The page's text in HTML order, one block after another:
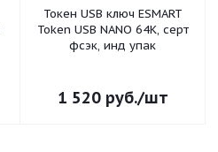
Токен USB ключ ESMART
Token USB NANO 64K, серт
фсэк, инд упак
1 520руб./шт